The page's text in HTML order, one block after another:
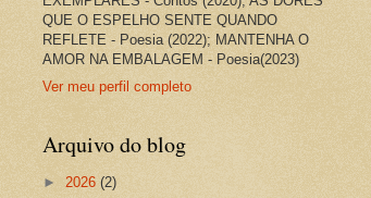
QUE O ESPELHO SENTE QUANDO
REFLETE - Poesia (2022); MANTENHA O
AMOR NA EMBALAGEM - Poesia(2023)
Ver meu perfil completo
Arquivo do blog
► 2026 (2)